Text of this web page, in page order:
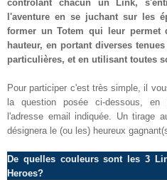
contrôlant chacun un Link,
l'aventure en se juchant sur les
former un Totem qui leur permet
hauteur, en portant diverses
particulières, et en utilisant toutes
Pour participer c'est très simple, il
la question posée ci-dessous,
l'adresse email indiquée. Un tirage
désignera le (ou les) heureux
De quelles couleurs sont les 3
Heroes?